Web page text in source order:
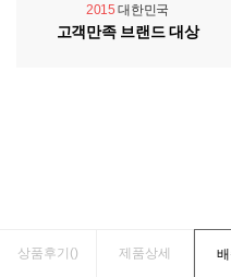
2015 대한민국
고객만족 브랜드 대상
상품후기() 제품상세